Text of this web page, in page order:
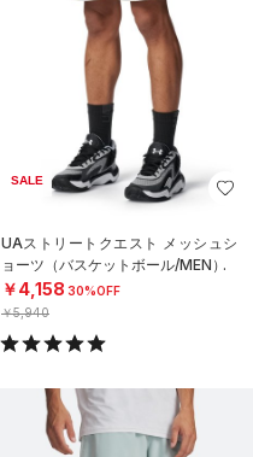
SALE
UAストリートクエスト メッシュシ
ョーツ（バスケットボール/MEN）
￥4,158 30%OFF
￥5,940